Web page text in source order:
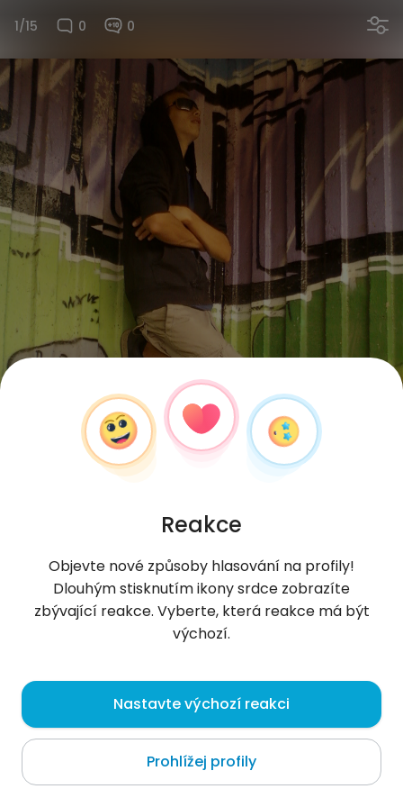
1/15 0 0
Kacper , 31
Kosti
Reakce
Objevte nové způsoby hlasování na profily!
Dlouhým stisknutím ikony srdce zobrazíte
zbývající reakce. Vyberte, která reakce má být
výchozí.
Nastavte výchozí reakci
Prohlížej profily